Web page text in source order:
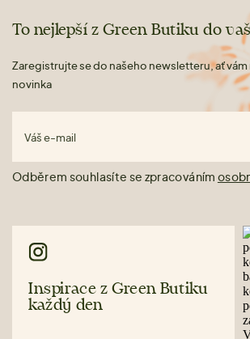
To nejlepší z Green Butiku do
Zaregistrujte se do našeho newsletteru, ať vám
novinka
Váš e-mail
Odběrem souhlasíte se zpracováním
Inspirace z Green Butiku
každý den